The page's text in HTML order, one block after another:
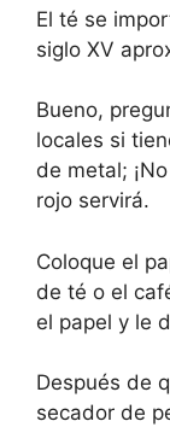
El té se
siglo XV
Bueno,
locales si
de metal;
rojo servirá.
Coloque el
de té o el
el papel y le
Después de
secador de